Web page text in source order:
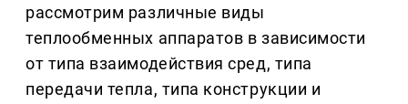
рассмотрим различные виды
теплообменных аппаратов в зависимости
от типа взаимодействия сред, типа
передачи тепла, типа конструкции и